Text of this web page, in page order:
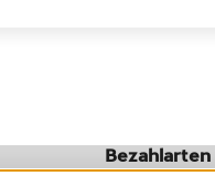
Bezahlarten